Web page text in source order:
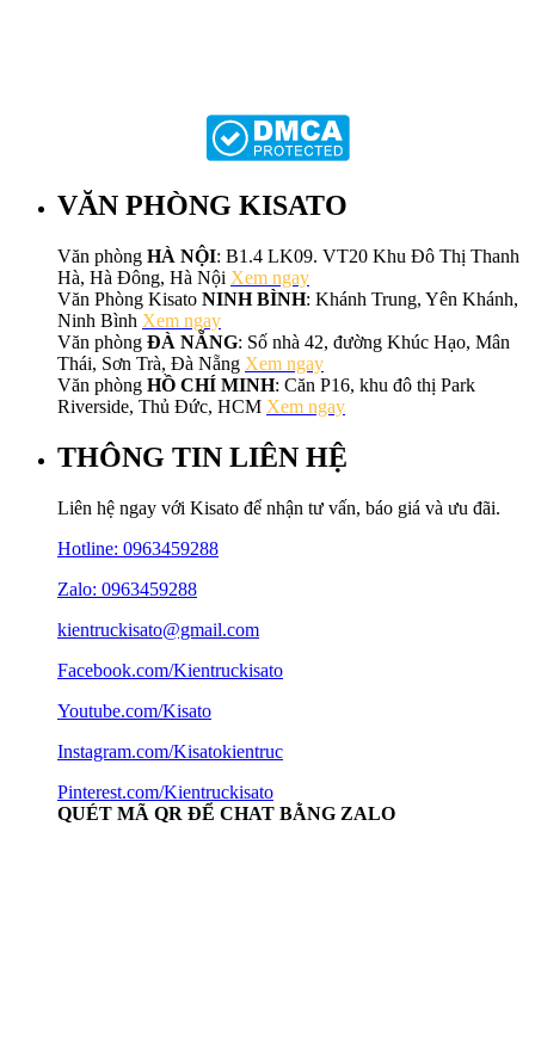
VĂN PHÒNG KISATO
Văn phòng HÀ NỘI: B1.4 LK09. VT20 Khu Đô Thị Thanh
Hà, Hà Đông, Hà Nội Xem ngay
Văn Phòng Kisato NINH BÌNH: Khánh Trung, Yên Khánh,
Ninh Bình Xem ngay
Văn phòng ĐÀ NẴNG: Số nhà 42, đường Khúc Hạo, Mân
Thái, Sơn Trà, Đà Nẵng Xem ngay
Văn phòng HỒ CHÍ MINH: Căn P16, khu đô thị Park
Riverside, Thủ Đức, HCM Xem ngay
THÔNG TIN LIÊN HỆ
Liên hệ ngay với Kisato để nhận tư vấn, báo giá và ưu đãi.
Hotline: 0963459288
Zalo: 0963459288
kientruckisato@gmail.com
Facebook.com/Kientruckisato
Youtube.com/Kisato
Instagram.com/Kisatokientruc
Pinterest.com/Kientruckisato
QUÉT MÃ QR ĐỂ CHAT BẰNG ZALO